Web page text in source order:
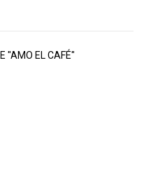
"AMO EL CAFÉ"